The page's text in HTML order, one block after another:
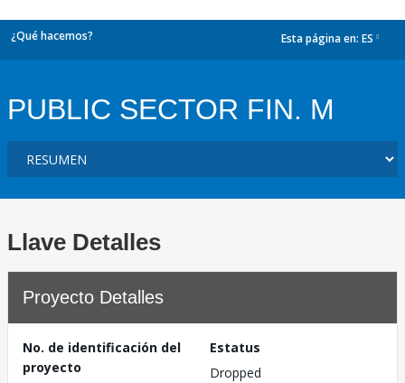
¿Qué hacemos? Esta página en: ES
PUBLIC SECTOR FIN. M
Llave Detalles
Proyecto Detalles
No. de identificación del
proyecto
Estatus
Dropped